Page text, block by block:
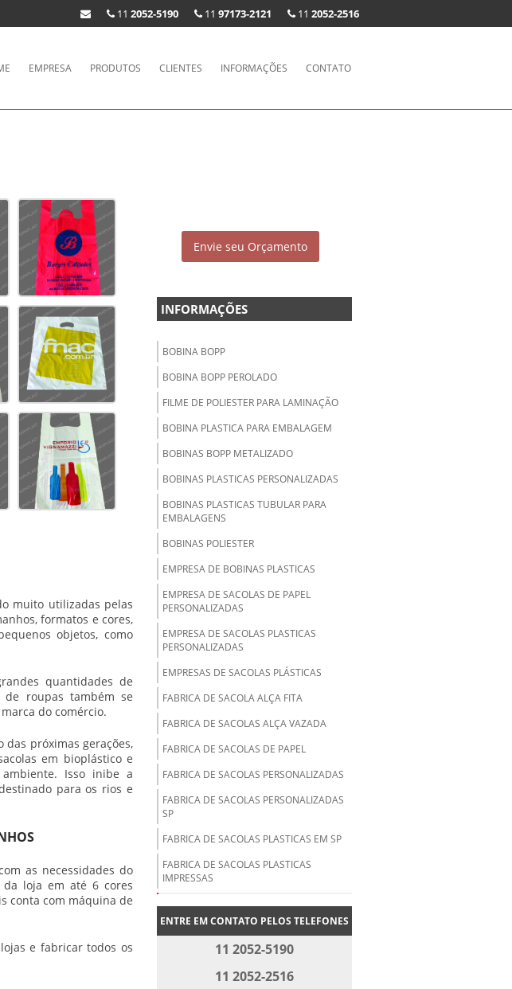
11 2052-2516
11 97173-2121
11 2052-5190
EMPRESA PRODUTOS CLIENTES INFORMAÇÕES CONTATO
muito utilizadas pelas
formatos e cores,
objetos, como
quantidades de
roupas também se
do comércio.
próximas gerações,
em bioplástico e
Isso inibe a
para os rios e
as necessidades do
loja em até 6 cores
conta com máquina de
e fabricar todos os
Envie seu Orçamento
INFORMAÇÕES
BOBINA BOPP
BOBINA BOPP PEROLADO
FILME DE POLIESTER PARA LAMINAÇÃO
BOBINA PLASTICA PARA EMBALAGEM
BOBINAS BOPP METALIZADO
BOBINAS PLASTICAS PERSONALIZADAS
BOBINAS PLASTICAS TUBULAR PARA
EMBALAGENS
BOBINAS POLIESTER
EMPRESA DE BOBINAS PLASTICAS
EMPRESA DE SACOLAS DE PAPEL
PERSONALIZADAS
EMPRESA DE SACOLAS PLASTICAS
PERSONALIZADAS
EMPRESAS DE SACOLAS PLÁSTICAS
FABRICA DE SACOLA ALÇA FITA
FABRICA DE SACOLAS ALÇA VAZADA
FABRICA DE SACOLAS DE PAPEL
FABRICA DE SACOLAS PERSONALIZADAS
FABRICA DE SACOLAS PERSONALIZADAS
SP
FABRICA DE SACOLAS PLASTICAS EM SP
FABRICA DE SACOLAS PLASTICAS
IMPRESSAS
FABRICA DE SACOLAS PLASTICAS PARA
LOJAS
FABRICA DE SACOLAS PLASTICAS
PERSONALIZADAS
FABRICA DE SACOLAS PLASTICAS
ENTRE EM CONTATO PELOS TELEFONES
11 2052-5190
11 2052-2516